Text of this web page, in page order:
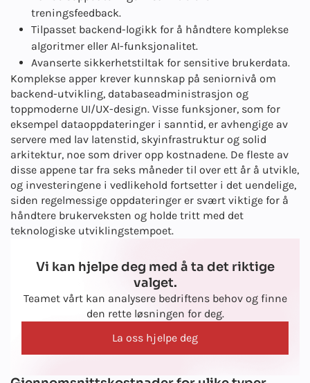
treningsfeedback.
Tilpasset backend-logikk for å håndtere komplekse
algoritmer eller AI-funksjonalitet.
Avanserte sikkerhetstiltak for sensitive brukerdata.
Komplekse apper krever kunnskap på seniornivå om
backend-utvikling, databaseadministrasjon og
toppmoderne UI/UX-design. Visse funksjoner, som for
eksempel dataoppdateringer i sanntid, er avhengige av
servere med lav latenstid, skyinfrastruktur og solid
arkitektur, noe som driver opp kostnadene. De fleste av
disse appene tar fra seks måneder til over ett år å utvikle,
og investeringene i vedlikehold fortsetter i det uendelige,
siden regelmessige oppdateringer er svært viktige for å
håndtere brukerveksten og holde tritt med det
teknologiske utviklingstempoet.
Vi kan hjelpe deg med å ta det riktige
valget.
Teamet vårt kan analysere bedriftens behov og finne
den rette løsningen for deg.
La oss hjelpe deg